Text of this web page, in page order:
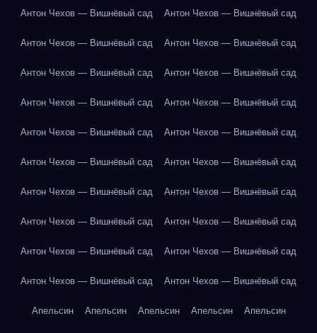
Антон Чехов — Вишнёвый сад Антон Чехов — Вишнёвый сад
Антон Чехов — Вишнёвый сад Антон Чехов — Вишнёвый сад
Антон Чехов — Вишнёвый сад Антон Чехов — Вишнёвый сад
Антон Чехов — Вишнёвый сад Антон Чехов — Вишнёвый сад
Антон Чехов — Вишнёвый сад Антон Чехов — Вишнёвый сад
Антон Чехов — Вишнёвый сад Антон Чехов — Вишнёвый сад
Антон Чехов — Вишнёвый сад Антон Чехов — Вишнёвый сад
Антон Чехов — Вишнёвый сад Антон Чехов — Вишнёвый сад
Антон Чехов — Вишнёвый сад Антон Чехов — Вишнёвый сад
Антон Чехов — Вишнёвый сад Антон Чехов — Вишнёвый сад
Апельсин Апельсин Апельсин Апельсин Апельсин